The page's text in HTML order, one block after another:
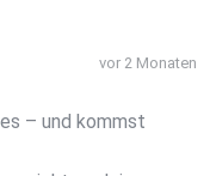
vor 2 Monaten
– und kommst